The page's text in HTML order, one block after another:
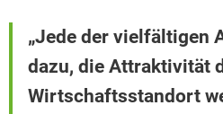
„Jede der vielfältigen
dazu, die Attraktivität
Wirtschaftsstandort